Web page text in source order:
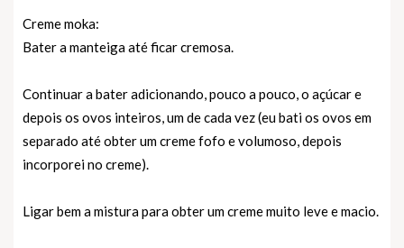
Creme moka:
Bater a manteiga até ficar cremosa.
Continuar a bater adicionando, pouco a pouco, o açúcar e
depois os ovos inteiros, um de cada vez (eu bati os ovos em
separado até obter um creme fofo e volumoso, depois
incorporei no creme).
Ligar bem a mistura para obter um creme muito leve e macio.